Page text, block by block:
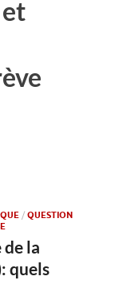
/ QUESTION
la
quels